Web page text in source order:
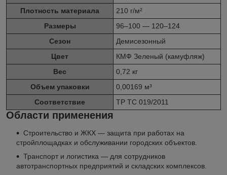
Плотность материала
210 г/м²
Размеры
96–100 — 120–124
Сезон
Демисезонный
Цвет
КМФ Зеленый (камуфляж)
Вес
0,72 кг
Объем упаковки
0,00169 м³
Соответствие
ТР ТС 019/2011
Области применения
Строительство и ЖКХ — защита при работах на
стройплощадках и обслуживании городских объектов.
Транспорт и логистика — для сотрудников
автотранспортных предприятий и складских комплексов.